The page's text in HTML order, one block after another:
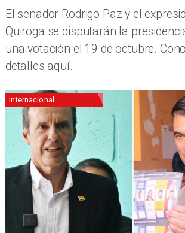
El senador Rodrigo Paz y el
Quiroga se disputarán la
una votación el 19 de octubre.
detalles aquí.
Internacional